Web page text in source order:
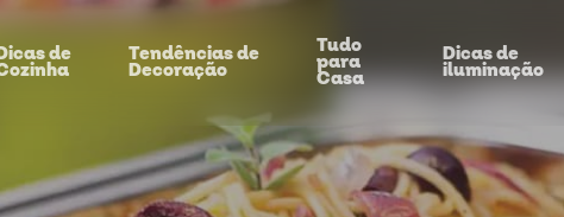
de Tendências de
Decoração
Tudo
para
Casa
Dicas de
iluminação